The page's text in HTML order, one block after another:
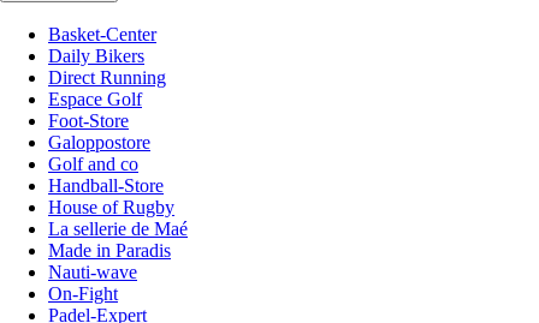
Basket-Center
Daily Bikers
Direct Running
Espace Golf
Foot-Store
Galoppostore
Golf and co
Handball-Store
House of Rugby
La sellerie de Maé
Made in Paradis
Nauti-wave
On-Fight
Padel-Expert